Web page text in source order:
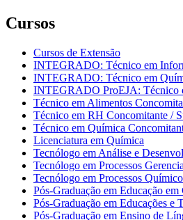
Cursos
Cursos de Extensão
INTEGRADO: Técnico em
INTEGRADO: Técnico em
INTEGRADO ProEJA: Técnico
Técnico em Alimentos
Técnico em RH Concomitante /
Técnico em Química
Licenciatura em Química
Tecnólogo em Análise e
Tecnólogo em Processos
Tecnólogo em Processos
Pós-Graduação em Educação
Pós-Graduação em Educações e
Pós-Graduação em Ensino de